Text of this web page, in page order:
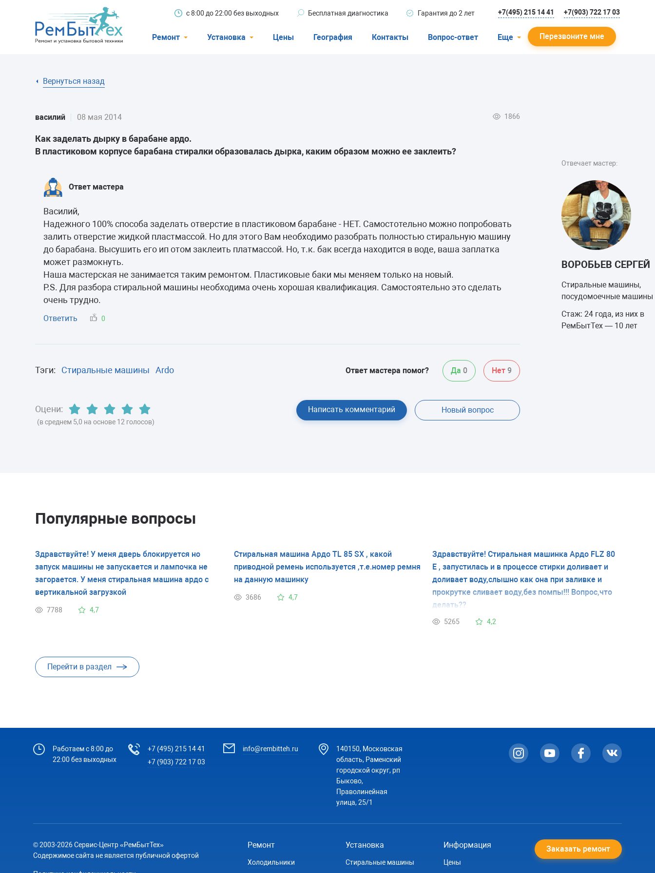
с 8:00 до 22:00 без выходных Бесплатная диагностика Гарантия до 2 лет +7(495) 215 14 41 +7(903) 722 17 03
Ремонт
Кондиционеры
Сушильные машины
Установка Цены География Контакты Вопрос-ответ Еще
Мастера
Перезвоните мне
Вернуться назад
василий 08 мая 2014 1866
Как заделать дырку в барабане ардо.
В пластиковом корпусе барабана стиралки образовалась дырка, каким образом можно ее заклеить?
Отвечает мастер:
ВОРОБЬЕВ СЕРГЕЙ
Стиральные машины,
посудомоечные машины
Стаж: 24 года, из них в
РемБытТех — 10 лет
Ответ мастера
Василий,
Надежного 100% способа заделать отверстие в пластиковом барабане - НЕТ. Самостотельно можно попробовать
залить отверстие жидкой пластмассой. Но для этого Вам необходимо разобрать полностью стиральную машину
до барабана. Высушить его ип отом заклеить платмассой. Но, т.к. бак всегда находится в воде, ваша заплатка
может размокнуть.
Наша мастерская не занимается таким ремонтом. Пластиковые баки мы меняем только на новый.
P.S. Для разбора стиральной машины необходима очень хорошая квалификация. Самостоятельно это сделать
очень трудно.
Ответить 0
Тэги: Стиральные машины Ardo Ответ мастера помог? Да 0 Нет 9
Оцени:
(в среднем 5,0 на основе 12 голосов)
Написать комментарий Новый вопрос
Популярные вопросы
Здравствуйте! У меня дверь блокируется но
запуск машины не запускается и лампочка не
загорается. У меня стиральная машина ардо с
вертикальной загрузкой
7788 4,7
Стиральная машина Ардо TL 85 SX , какой
приводной ремень используется ,т.е.номер ремня
на данную машинку
3686 4,7
Здравствуйте! Стиральная машинка Ардо FLZ 80
E , запустилась и в процессе стирки доливает и
доливает воду,слышно как она при заливке и
прокрутке сливает воду,без помпы!!! Вопрос,что
делать??
5265 4,2
Перейти в раздел
Работаем с 8:00 до
22:00 без выходных
+7 (495) 215 14 41
+7 (903) 722 17 03
info@rembitteh.ru
140150, Московская
область, Раменский
городской округ, рп
Быково,
Праволинейная
улица, 25/1
© 2003-2026 Сервис-Центр «РемБытТех»
Содержимое сайта не является публичной офертой
Ремонт
Холодильники
Установка
Стиральные машины
Информация
Цены
Заказать ремонт